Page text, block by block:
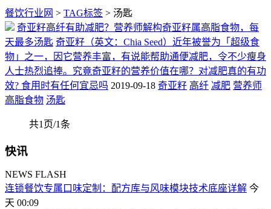
餐饮行业网 > TAG标签 > 汤匙
奇亚籽高纤有助减肥？营养师解构奇亚籽属高脂食物，每
天最多汤匙 奇亚籽（英文：Chia Seed）近年被誉为「超级食
物」之一，因它营养丰富，有说能帮助通便减肥，令不少瘦身
人士热烈追捧。究竟奇亚籽的营养价值在哪？对减肥真的有功
效? 食用时有任何宜忌吗 2019-09-18 奇亚籽 高纤 减肥 营养师
高脂食物 汤匙
共1页/1条
快讯
NEWS FLASH
连锁餐饮专属口味定制：配方库与风味模块技术底座详解 今
天 00:09